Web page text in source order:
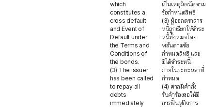
which
constitutes a
cross default
and Event of
Default under
the Terms and
Conditions of
the bonds.
(3) The issuer
has been called
to repay all
debts
immediately
เป็นเหตุผิดนัดตาม
ข้อกำหนดสิทธิ
(3) ผู้ออกตราสาร
หนี้ถูกเรียกให้ชำระ
หนี้ทั้งหมดโดย
พลันตามข้อ
กำหนดสิทธิ และ
มิได้ชำระหนี้
ภายในระยะเวลาที่
กำหนด
(4) ศาลมีคำสั่ง
รับคำร้องขอให้มี
การฟื้นฟูกิจการ